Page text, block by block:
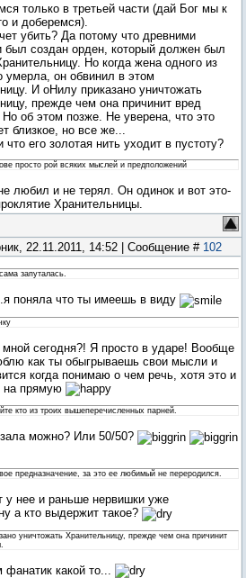
только в третьей части (дай Бог мы к
и доберемся).
убить? Да потому что древними
был создан орден, который должен был
Но когда жена одного из
умерла, он обвинил в этом
И оНилу приказано уничтожать
прежде чем она причинит вред
об этом позже. Не уверена, что это
близкое, но все же...
что его золотая нить уходит в пустоту?
просто рой всяких мыслей и предположений
любил и не терял. Он одинок и вот это-
Хранительницы.
22.11.2011, 14:52 | Сообщение # 102
запуталась.
поняла что ты имеешь в виду
мной сегодня?! Я просто в ударе! Вообще
как ты обыгрываешь свои мысли и
когда понимаю о чем речь, хотя это и
на прямую
кто из троих вышеперечисленных парней.
можно? Или 50/50?
предназначение, за это ее любимый не переродился.
у нее и раньше нервишки уже
а кто выдержит такое?
уничтожать Хранительницу, прежде чем она причинит
какой то...